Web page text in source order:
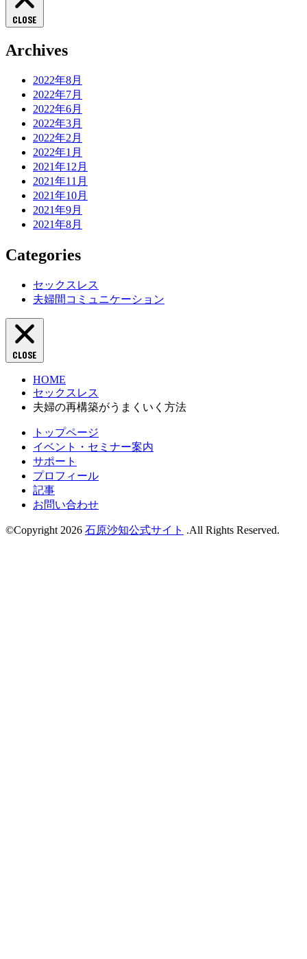
CLOSE
Archives
2022年8月
2022年7月
2022年6月
2022年3月
2022年2月
2022年1月
2021年12月
2021年11月
2021年10月
2021年9月
2021年8月
Categories
セックスレス
夫婦間コミュニケーション
CLOSE
HOME
セックスレス
夫婦の再構築がうまくいく方法
トップページ
イベント・セミナー案内
サポート
プロフィール
記事
お問い合わせ
©Copyright 2026 石原沙知公式サイト .All Rights Reserved.